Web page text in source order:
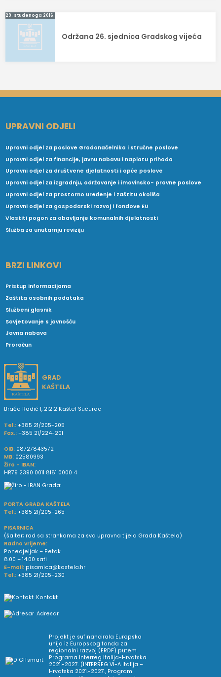
29. studenoga 2016.
Održana 26. sjednica Gradskog vijeća
UPRAVNI ODJELI
Upravni odjel za poslove Gradonačelnika i stručne poslove
Upravni odjel za financije, javnu nabavu i naplatu prihoda
Upravni odjel za društvene djelatnosti i opće poslove
Upravni odjel za izgradnju, održavanje i imovinsko- pravne poslove
Upravni odjel za prostorno uređenje i zaštitu okoliša
Upravni odjel za gospodarski razvoj i fondove EU
Vlastiti pogon za obavljanje komunalnih djelatnosti
Služba za unutarnju reviziju
BRZI LINKOVI
Pristup informacijama
Zaštita osobnih podataka
Službeni glasnik
Savjetovanje s javnošću
Javna nabava
Proračun
GRAD
KAŠTELA
Braće Radić 1, 21212 Kaštel Sućurac
Tel.: +385 21/205-205
Fax.: +385 21/224-201
OIB: 08727843572
MB: 02580993
Žiro - IBAN:
HR79 2390 0011 8181 0000 4
PORTA GRADA KAŠTELA
Tel.: +385 21/205-265
PISARNICA
(šalter; rad sa strankama za sva upravna tijela Grada Kaštela)
Radno vrijeme:
Ponedjeljak – Petak
8.00 – 14.00 sati
E-mail: pisarnica@kastela.hr
Tel.: +385 21/205-230
Kontakt
Adresar
Projekt je sufinancirala Europska
unija iz Europskog fonda za
regionalni razvoj (ERDF) putem
Programa Interreg Italija-Hrvatska
2021.-2027. (INTERREG VI-A Italija –
Hrvatska 2021.-2027., Program